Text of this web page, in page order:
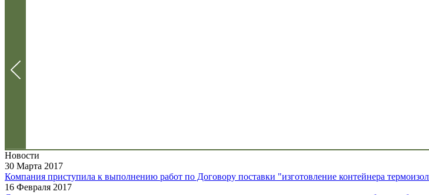
Новости
30 Марта 2017
Компания приступила к выполнению работ по Договору поставки "изготовление контейнера
16 Февраля 2017